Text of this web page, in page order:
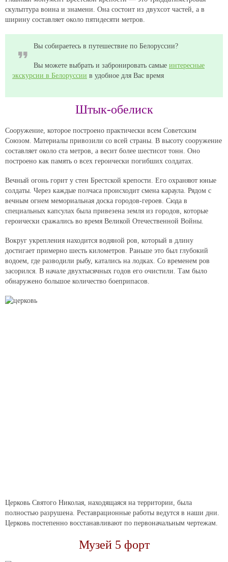
скульптура воина и знамени. Она состоит из двухсот частей, а в
ширину составляет около пятидесяти метров.
Вы собираетесь в путешествие по Белоруссии?
Вы можете выбрать и забронировать самые интересные
экскурсии в Белоруссии в удобное для Вас время
Штык-обелиск
Сооружение, которое построено практически всем Советским
Союзом. Материалы привозили со всей страны. В высоту сооружение
составляет около ста метров, а весит более шестисот тонн. Оно
построено как память о всех героически погибших солдатах.
Вечный огонь горит у стен Брестской крепости. Его охраняют юные
солдаты. Через каждые полчаса происходит смена караула. Рядом с
вечным огнем мемориальная доска городов-героев. Сюда в
специальных капсулах была привезена земля из городов, которые
героически сражались во время Великой Отечественной Войны.
Вокруг укрепления находится водяной ров, который в длину
достигает примерно шесть километров. Раньше это был глубокий
водоем, где разводили рыбу, катались на лодках. Со временем ров
засорился. В начале двухтысячных годов его очистили. Там было
обнаружено большое количество боеприпасов.
Церковь Святого Николая, находящаяся на территории, была
полностью разрушена. Реставрационные работы ведутся в наши дни.
Церковь постепенно восстанавливают по первоначальным чертежам.
Музей 5 форт